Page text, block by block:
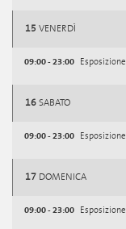
15 VENERDÌ
09:00 - 23:00 Esposizione
16 SABATO
09:00 - 23:00 Esposizione
17 DOMENICA
09:00 - 23:00 Esposizione